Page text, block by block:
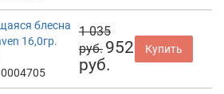
блесна
16,0гр.
1 035
руб. 952
руб.
Купить